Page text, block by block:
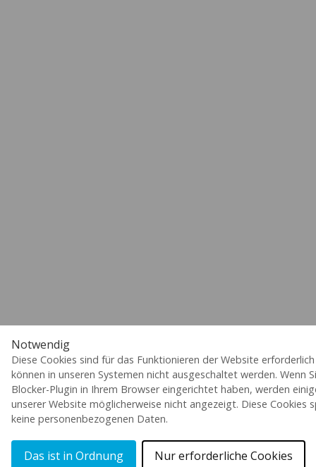
Notwendig
Diese Cookies sind für das Funktionieren der Website
können in unseren Systemen nicht ausgeschaltet werden. Wenn
Blocker-Plugin in Ihrem Browser eingerichtet haben, werden
unserer Website möglicherweise nicht angezeigt. Diese Cookies
keine personenbezogenen Daten.
Das ist in Ordnung Nur erforderliche Cookies